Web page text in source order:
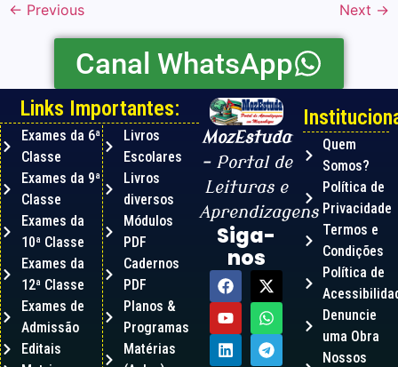
← Previous Next →
Canal WhatsApp
MozEstuda
– Portal de
Leituras e
Aprendizagens
Siga-
nos
Quem
Somos?
Política de
Privacidade
Termos e
Condições
Política de
Denuncie
uma Obra
Nossos
Links Importantes:
Exames da 6ª
Classe
Exames da 9ª
Classe
Exames da
10ª Classe
Exames da
12ª Classe
Exames de
Admissão
Editais
Livros
Escolares
Livros
diversos
Módulos
PDF
Cadernos
PDF
Planos &
Programas
Matérias